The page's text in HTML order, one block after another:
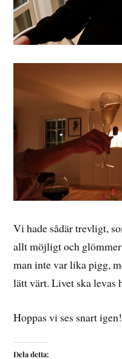
Vi hade sådär trevligt,
allt möjligt och
man inte var lika pigg,
lätt värt. Livet ska levas
Hoppas vi ses snart igen!
Dela detta: